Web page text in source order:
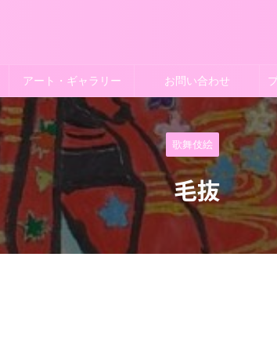
アート・ギャラリー お問い合わせ
歌舞伎絵
毛抜